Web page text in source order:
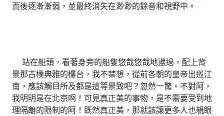
而後逐漸漸弱，並最終消失在渺渺的餘音和視野中。
站在船頭，看著身旁的船隻悠哉悠哉地盪過，配上背
景那古樸典雅的樓台，我不禁想，從前各朝的皇帝出巡江
南，應該觸目所及都是這等景致吧？忽然一驚。不對阿，
我明明是在北京啊！可見真正美的事物，是不需要受到地
理隔離的限制的阿！既然真正美，那就該讓更多人也親眼